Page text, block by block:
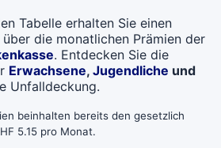
Tabelle erhalten Sie einen
die monatlichen Prämien der
. Entdecken Sie die
Erwachsene, Jugendliche und
Unfalldeckung.
beinhalten bereits den gesetzlich
5.15 pro Monat.